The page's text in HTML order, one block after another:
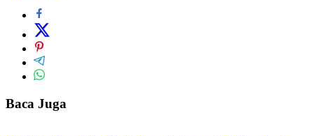
Baca Juga